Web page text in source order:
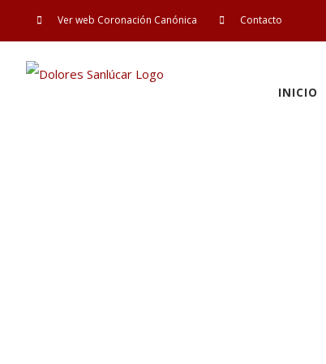
al
contenido
Ver web Coronación Canónica Contacto
INICIO